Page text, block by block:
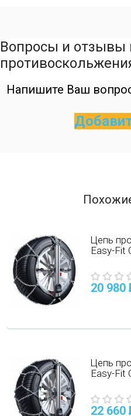
Вопросы и отзывы
Напишите Ваш
Цепь
Easy-Fit
20 980
Цепь
Easy-Fit
22 660